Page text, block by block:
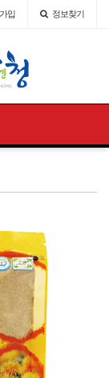
가입 정보찾기